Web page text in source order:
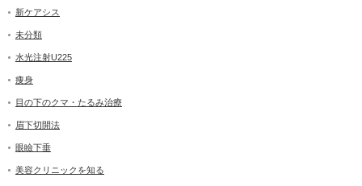
新ケアシス
未分類
水光注射U225
痩身
目の下のクマ・たるみ治療
眉下切開法
眼瞼下垂
美容クリニックを知る